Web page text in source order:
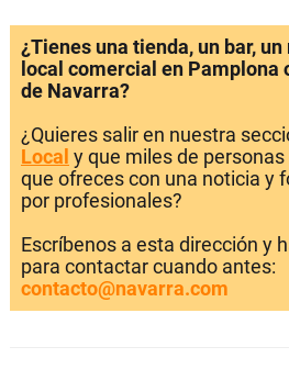
¿Tienes una tienda, un bar,
local comercial en Pamplona
de Navarra?
¿Quieres salir en nuestra
Local y que miles de
que ofreces con una noticia y
por profesionales?
Escríbenos a esta dirección y
para contactar cuando antes:
contacto@navarra.com